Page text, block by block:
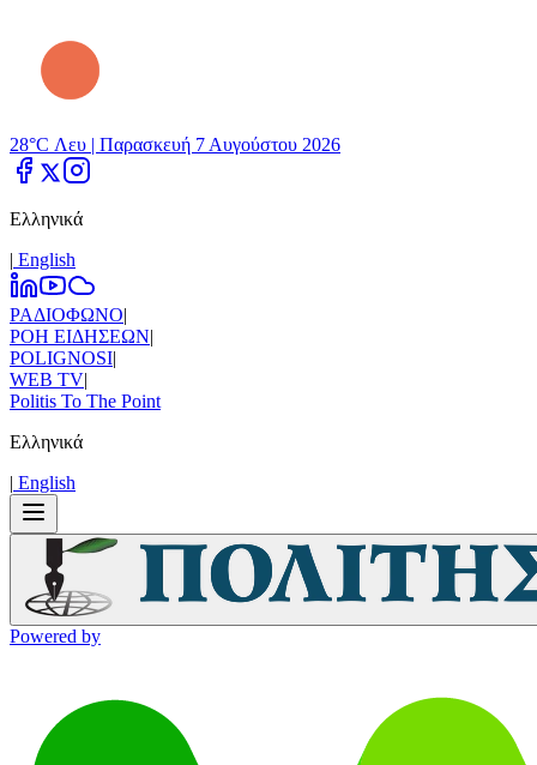
28°C Λευ | Παρασκευή 7 Αυγούστου 2026
Ελληνικά
| Εnglish
ΡΑΔΙΟΦΩΝΟ|
ΡΟΗ ΕΙΔΗΣΕΩΝ|
POLIGNOSI|
WEB TV|
Politis To The Point
Ελληνικά
| Εnglish
Powered by